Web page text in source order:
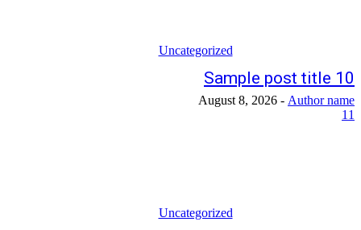
Uncategorized
Sample post title 10
Author name
-
August 8, 2026
11
Uncategorized